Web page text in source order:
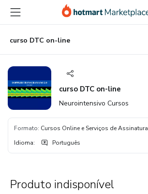
para
conteúdo
principal
para
pagamento
para
rodapé
curso DTC on-line
curso DTC on-line
Neurointensivo Cursos
Formato: Cursos Online e Serviços de Assinatura
Idioma: Português
Produto indisponível